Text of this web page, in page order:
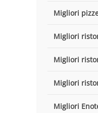
Migliori
Migliori
Migliori
Migliori
Migliori